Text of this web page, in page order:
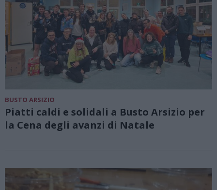
BUSTO ARSIZIO
Piatti caldi e solidali a Busto Arsizio per
la Cena degli avanzi di Natale